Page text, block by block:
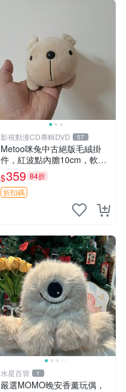
影視動漫CD專輯DVD 57
Metoo咪兔中古絕版毛絨掛
件，紅波點內膽10cm，軟糯
宜贈送收藏 咪熊 毛絨 掛件
$359 84折
折扣碼
水星百貨 1
嚴選MOMO晚安香薰玩偶，